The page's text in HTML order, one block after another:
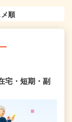
宅・短期・副